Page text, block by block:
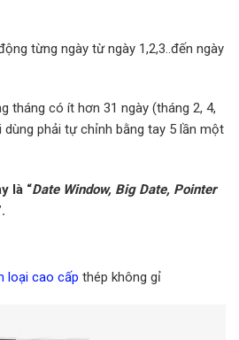
từng ngày từ ngày 1,2,3..đến ngày
tháng có ít hơn 31 ngày (tháng 2, 4,
dùng phải tự chỉnh bằng tay 5 lần một
là “Date Window, Big Date, Pointer
loại cao cấp thép không gỉ